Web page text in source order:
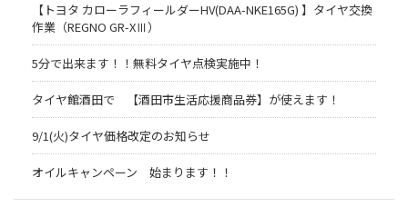
【トヨタ カローラフィールダーHV(DAA-NKE165G) 】タイヤ交換
作業（REGNO GR-XⅢ）
5分で出来ます！！無料タイヤ点検実施中！
タイヤ館酒田で 【酒田市生活応援商品券】が使えます！
9/1(火)タイヤ価格改定のお知らせ
オイルキャンペーン 始まります！！